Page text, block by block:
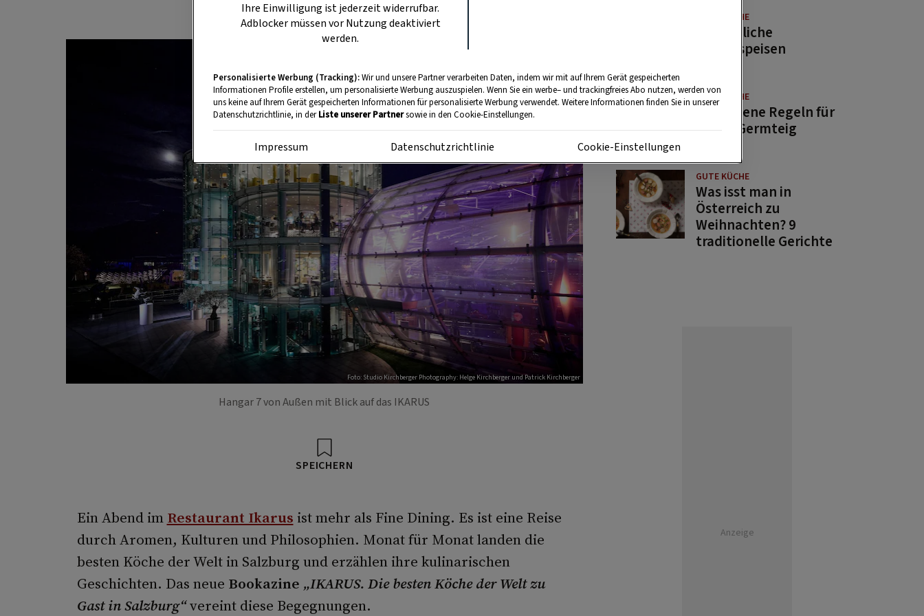
Anzeige
Foto: Studio Kirchberger Photography: Helge Kirchberger und Patrick Kirchberger
Hangar 7 von Außen mit Blick auf das IKARUS
SPEICHERN
Ein Abend im Restaurant Ikarus ist mehr als Fine Dining. Es ist eine Reise
durch Aromen, Kulturen und Philosophien. Monat für Monat landen die
besten Köche der Welt in Salzburg und erzählen ihre kulinarischen
Geschichten. Das neue Bookazine „IKARUS. Die besten Köche der Welt zu
Gast in Salzburg“vereint diese Begegnungen.
GUTE KÜCHE
11 köstliche
Fastenspeisen
GUTE KÜCHE
10 goldene Regeln für
guten Germteig
GUTE KÜCHE
Was isst man in
Österreich zu
Weihnachten? 9
traditionelle Gerichte
Anzeige
Ihre Einwilligung ist jederzeit widerrufbar.
Adblocker müssen vor Nutzung deaktiviert
werden.
Personalisierte Werbung (Tracking):Wir und unsere Partner verarbeiten Daten, indem wir mit auf Ihrem Gerät gespeicherten
Informationen Profile erstellen, um personalisierte Werbung auszuspielen. Wenn Sie ein werbe– und trackingfreies Abo nutzen, werden von
uns keine auf Ihrem Gerät gespeicherten Informationen für personalisierte Werbung verwendet. Weitere Informationen finden Sie in unserer
Datenschutzrichtlinie, in derListe unserer Partnersowie in den Cookie-Einstellungen.
Impressum Datenschutzrichtlinie Cookie-Einstellungen